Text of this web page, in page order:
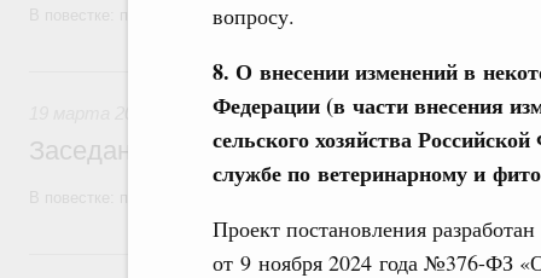
вопросу.
8. О внесении изменений в
Федерации (в части внесения
сельского хозяйства
службе по ветеринарному и
Проект постановления
от 9 ноября 2024 года №376-ФЗ
В повестке: проекты федеральных законов, бюджетные
19 марта, четверг
Заседание Правительства (2026 год, №9)
12 марта, четверг